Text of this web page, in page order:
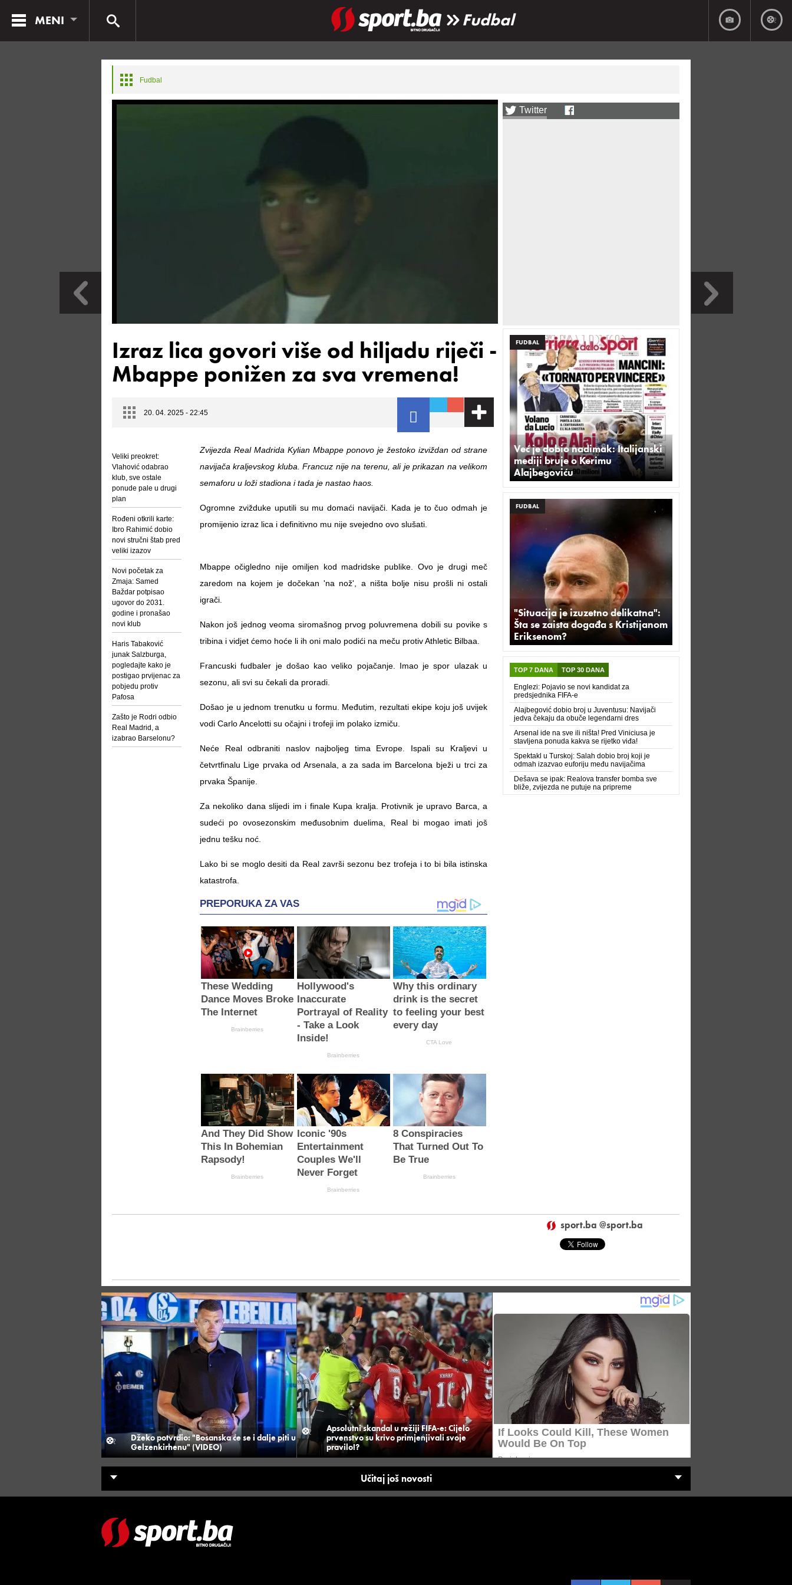
MENI Fudbal
Fudbal
Izraz lica govori više od hiljadu riječi -
Mbappe ponižen za sva vremena!
20. 04. 2025 - 22:45
Veliki preokret:
Vlahović odabrao
klub, sve ostale
ponude pale u drugi
plan
Rođeni otkrili karte:
Ibro Rahimić dobio
novi stručni štab pred
veliki izazov
Novi početak za
Zmaja: Samed
Baždar potpisao
ugovor do 2031.
godine i pronašao
novi klub
Haris Tabaković
junak Salzburga,
pogledajte kako je
postigao prvijenac za
pobjedu protiv
Pafosa
Zašto je Rodri odbio
Real Madrid, a
izabrao Barselonu?
Zvijezda Real Madrida Kylian Mbappe ponovo je žestoko izviždan od strane
navijača kraljevskog kluba. Francuz nije na terenu, ali je prikazan na velikom
semaforu u loži stadiona i tada je nastao haos.
Ogromne zvižduke uputili su mu domaći navijači. Kada je to čuo odmah je
promijenio izraz lica i definitivno mu nije svejedno ovo slušati.
Mbappe očigledno nije omiljen kod madridske publike. Ovo je drugi meč
zaredom na kojem je dočekan 'na nož', a ništa bolje nisu prošli ni ostali
igrači.
Nakon još jednog veoma siromašnog prvog poluvremena dobili su povike s
tribina i vidjet ćemo hoće li ih oni malo podići na meču protiv Athletic Bilbaa.
Francuski fudbaler je došao kao veliko pojačanje. Imao je spor ulazak u
sezonu, ali svi su čekali da proradi.
Došao je u jednom trenutku u formu. Međutim, rezultati ekipe koju još uvijek
vodi Carlo Ancelotti su očajni i trofeji im polako izmiču.
Neće Real odbraniti naslov najboljeg tima Evrope. Ispali su Kraljevi u
četvrtfinalu Lige prvaka od Arsenala, a za sada im Barcelona bježi u trci za
prvaka Španije.
Za nekoliko dana slijedi im i finale Kupa kralja. Protivnik je upravo Barca, a
sudeći po ovosezonskim međusobnim duelima, Real bi mogao imati još
jednu tešku noć.
Lako bi se moglo desiti da Real završi sezonu bez trofeja i to bi bila istinska
katastrofa.
Twitter
FUDBAL
Već je dobio nadimak: Italijanski
mediji bruje o Kerimu
Alajbegoviću
FUDBAL
"Situacija je izuzetno delikatna":
Šta se zaista događa s Kristijanom
Eriksenom?
TOP 7 DANA TOP 30 DANA
Englezi: Pojavio se novi kandidat za
predsjednika FIFA-e
Alajbegović dobio broj u Juventusu: Navijači
jedva čekaju da obuče legendarni dres
Arsenal ide na sve ili ništa! Pred Viniciusa je
stavljena ponuda kakva se rijetko viđa!
Spektakl u Turskoj: Salah dobio broj koji je
odmah izazvao euforiju među navijačima
Dešava se ipak: Realova transfer bomba sve
bliže, zvijezda ne putuje na pripreme
sport.ba @sport.ba
Džeko potvrdio: "Bosanska će se i dalje piti u
Gelzenkirhenu" (VIDEO)
Apsolutni skandal u režiji FIFA-e: Cijelo
prvenstvo su krivo primjenjivali svoje
pravilo!?
Učitaj još novosti